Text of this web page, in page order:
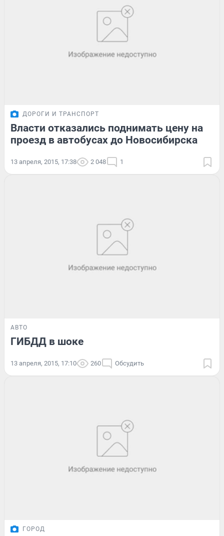
ДОРОГИ И ТРАНСПОРТ
Власти отказались поднимать цену на
проезд в автобусах до Новосибирска
13 апреля, 2015, 17:38 2 048 1
АВТО
ГИБДД в шоке
13 апреля, 2015, 17:10 260 Обсудить
ГОРОД